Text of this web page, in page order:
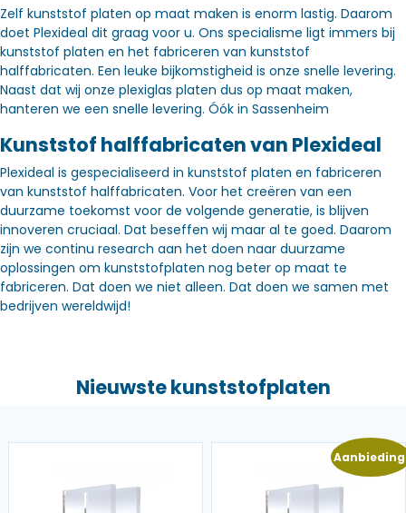
Zelf kunststof platen op maat maken is enorm lastig. Daarom
doet Plexideal dit graag voor u. Ons specialisme ligt immers bij
kunststof platen en het fabriceren van kunststof
halffabricaten. Een leuke bijkomstigheid is onze snelle levering.
Naast dat wij onze plexiglas platen dus op maat maken,
hanteren we een snelle levering. Óók in Sassenheim
Kunststof halffabricaten van Plexideal
Plexideal is gespecialiseerd in kunststof platen en fabriceren
van kunststof halffabricaten. Voor het creëren van een
duurzame toekomst voor de volgende generatie, is blijven
innoveren cruciaal. Dat beseffen wij maar al te goed. Daarom
zijn we continu research aan het doen naar duurzame
oplossingen om kunststofplaten nog beter op maat te
fabriceren. Dat doen we niet alleen. Dat doen we samen met
bedrijven wereldwijd!
Nieuwste kunststofplaten